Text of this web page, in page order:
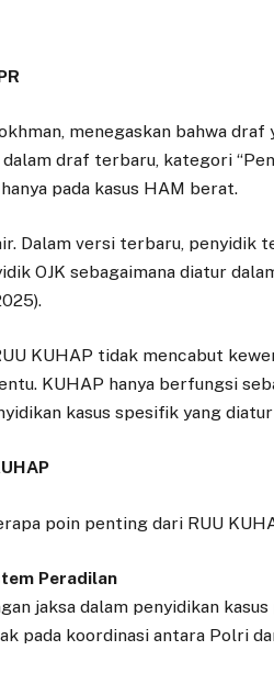
menegaskan bahwa
draf terbaru, kategori
pada kasus HAM berat.
Dalam versi terbaru, penyidik
OJK sebagaimana diatur
KUHAP tidak mencabut
KUHAP hanya berfungsi
kasus spesifik yang
poin penting dari RUU
Peradilan
jaksa dalam penyidikan
pada koordinasi antara Polri